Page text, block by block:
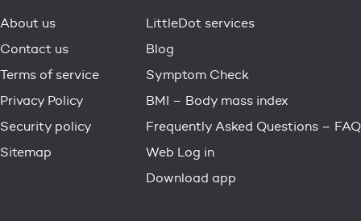
About us
Contact us
Terms of service
Privacy Policy
Security policy
Sitemap
LittleDot services
Blog
Symptom Check
BMI – Body mass index
Frequently Asked Questions – FAQ
Web Log in
Download app